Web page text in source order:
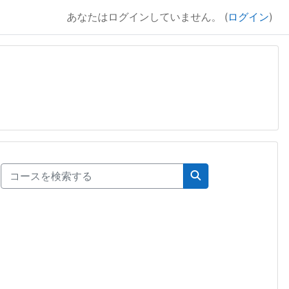
あなたはログインしていません。 (ログイン)
コースを検索する
コースを検索する